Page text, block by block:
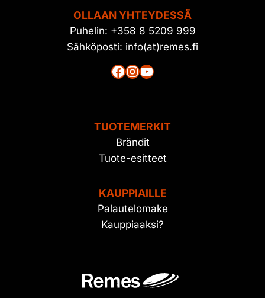
OLLAAN YHTEYDESSÄ
Puhelin: +358 8 5209 999
Sähköposti: info(at)remes.fi
Facebook
Instagram
YouTube
TUOTEMERKIT
Brändit
Tuote-esitteet
KAUPPIAILLE
Palautelomake
Kauppiaaksi?